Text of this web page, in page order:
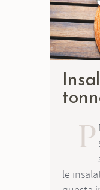
P
le